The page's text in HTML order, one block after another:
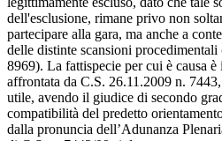
dell'esclusione, rimane privo non
partecipare alla gara, ma anche a
delle distinte scansioni
8969). La fattispecie per cui è causa
affrontata da C.S. 26.11.2009 n.
utile, avendo il giudice di secondo
compatibilità del predetto
dalla pronuncia dell’Adunanza